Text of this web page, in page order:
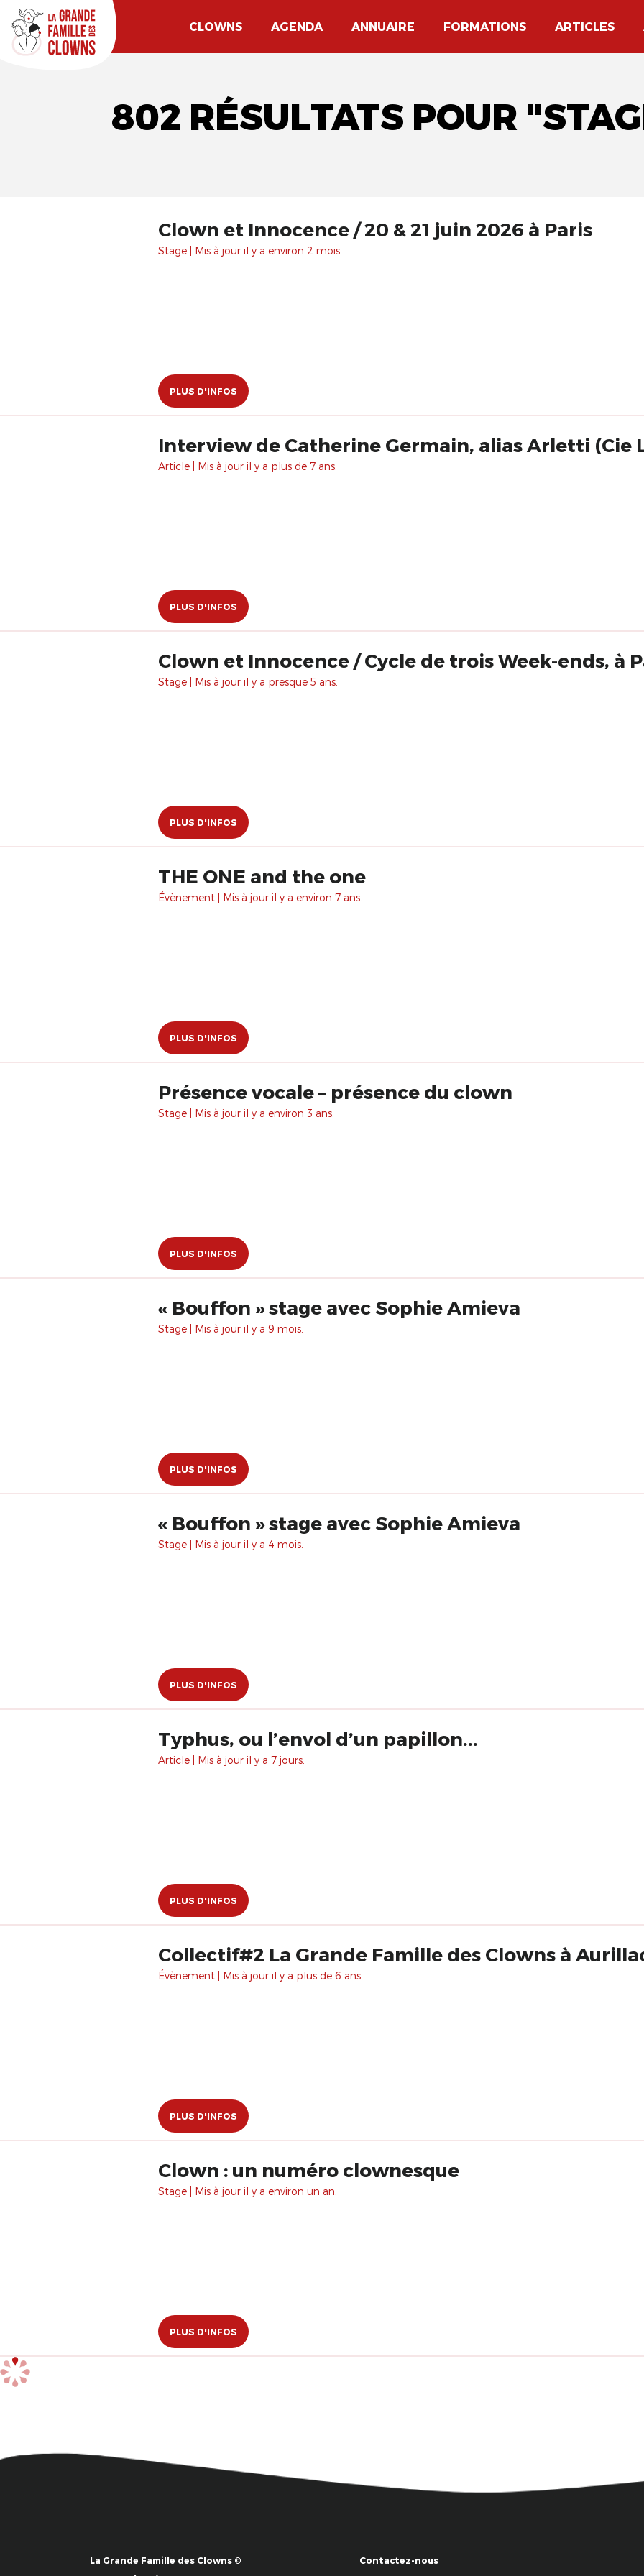
CLOWNS AGENDA ANNUAIRE FORMATIONS ARTICLES
802 RÉSULTATS POUR
Clown et Innocence / 20 & 21 juin 2026 à Paris
Stage | Mis à jour il y a environ 2 mois.
PLUS D'INFOS
Interview de Catherine Germain, alias Arletti (Cie
Article | Mis à jour il y a plus de 7 ans.
PLUS D'INFOS
Clown et Innocence / Cycle de trois Week-ends, à
Stage | Mis à jour il y a presque 5 ans.
PLUS D'INFOS
THE ONE and the one
Évènement | Mis à jour il y a environ 7 ans.
PLUS D'INFOS
Présence vocale – présence du clown
Stage | Mis à jour il y a environ 3 ans.
PLUS D'INFOS
« Bouffon » stage avec Sophie Amieva
Stage | Mis à jour il y a 9 mois.
PLUS D'INFOS
« Bouffon » stage avec Sophie Amieva
Stage | Mis à jour il y a 4 mois.
PLUS D'INFOS
Typhus, ou l’envol d’un papillon...
Article | Mis à jour il y a 7 jours.
PLUS D'INFOS
Collectif#2 La Grande Famille des Clowns à
Évènement | Mis à jour il y a plus de 6 ans.
PLUS D'INFOS
Clown : un numéro clownesque
Stage | Mis à jour il y a environ un an.
PLUS D'INFOS
La Grande Famille des Clowns ©
Contactez-nous